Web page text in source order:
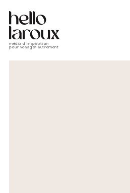
média d’inspiration
pour voyager autrement